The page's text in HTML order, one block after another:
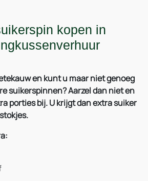
kopen in
en kunt u maar niet genoeg
suikerspinnen? Aarzel dan niet en
porties bij. U krijgt dan extra suiker